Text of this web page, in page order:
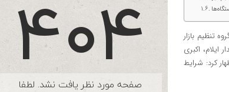
تنظیم بازار
ایلام، اکبری
کرد: شرایط